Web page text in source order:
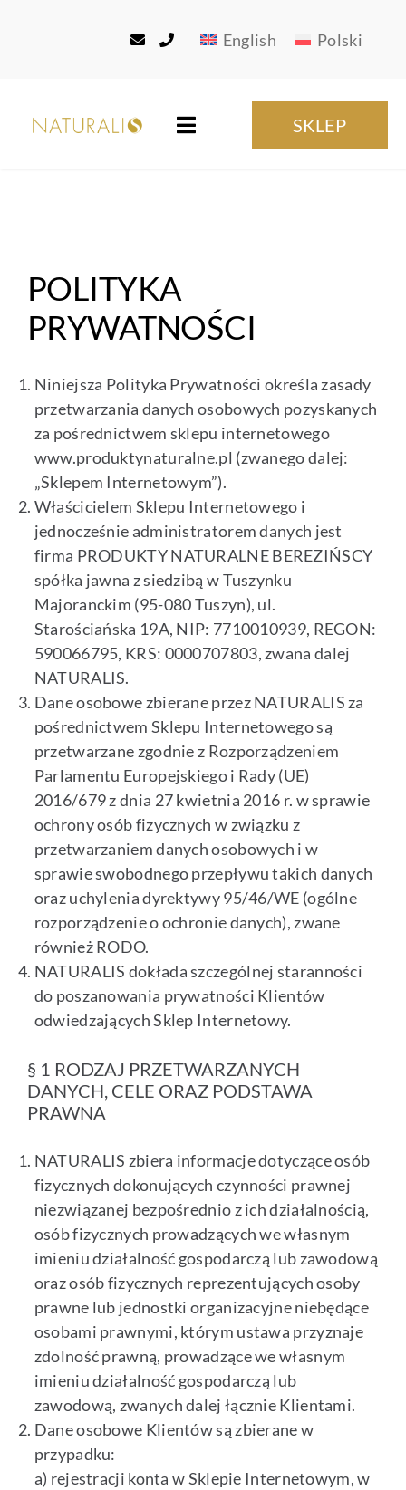
English Polski
Toggle
Produkty
Blog
Kontakt
SKLEP
POLITYKA
PRYWATNOŚCI
Niniejsza Polityka Prywatności określa zasady
przetwarzania danych osobowych pozyskanych
za pośrednictwem sklepu internetowego
www.produktynaturalne.pl (zwanego dalej:
„Sklepem Internetowym”).
Właścicielem Sklepu Internetowego i
jednocześnie administratorem danych jest
firma PRODUKTY NATURALNE BEREZIŃSCY
spółka jawna z siedzibą w Tuszynku
Majoranckim (95-080 Tuszyn), ul.
Starościańska 19A, NIP: 7710010939, REGON:
590066795, KRS: 0000707803, zwana dalej
NATURALIS.
Dane osobowe zbierane przez NATURALIS za
pośrednictwem Sklepu Internetowego są
przetwarzane zgodnie z Rozporządzeniem
Parlamentu Europejskiego i Rady (UE)
2016/679 z dnia 27 kwietnia 2016 r. w sprawie
ochrony osób fizycznych w związku z
przetwarzaniem danych osobowych i w
sprawie swobodnego przepływu takich danych
oraz uchylenia dyrektywy 95/46/WE (ogólne
rozporządzenie o ochronie danych), zwane
również RODO.
NATURALIS dokłada szczególnej staranności
do poszanowania prywatności Klientów
odwiedzających Sklep Internetowy.
§ 1 RODZAJ PRZETWARZANYCH
DANYCH, CELE ORAZ PODSTAWA
PRAWNA
NATURALIS zbiera informacje dotyczące osób
fizycznych dokonujących czynności prawnej
niezwiązanej bezpośrednio z ich działalnością,
osób fizycznych prowadzących we własnym
imieniu działalność gospodarczą lub zawodową
oraz osób fizycznych reprezentujących osoby
prawne lub jednostki organizacyjne niebędące
osobami prawnymi, którym ustawa przyznaje
zdolność prawną, prowadzące we własnym
imieniu działalność gospodarczą lub
zawodową, zwanych dalej łącznie Klientami.
Dane osobowe Klientów są zbierane w
przypadku:
a) rejestracji konta w Sklepie Internetowym, w